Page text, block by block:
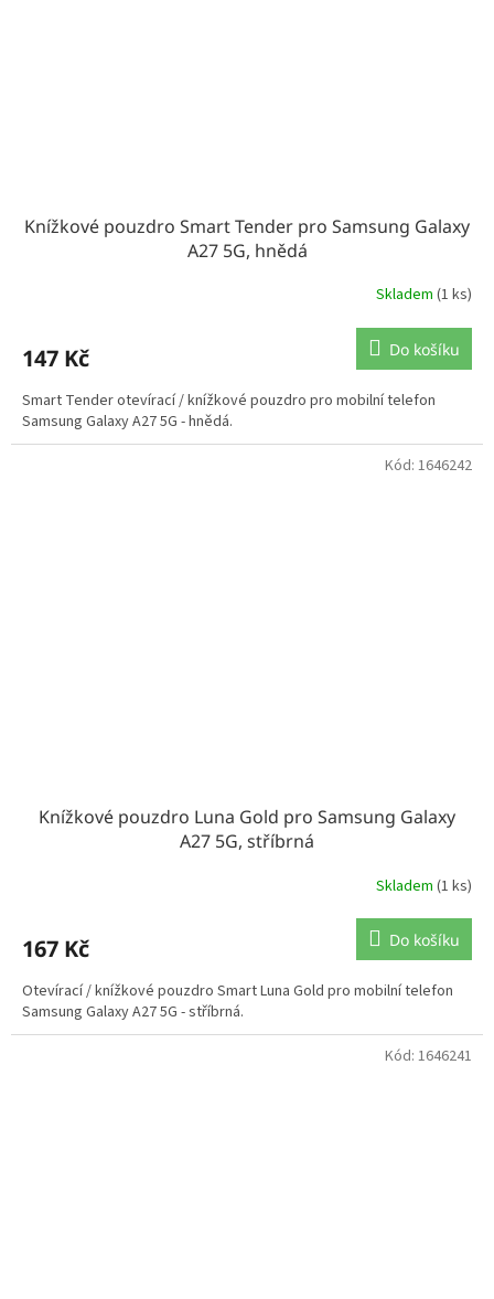
Knížkové pouzdro Smart Tender pro Samsung Galaxy
A27 5G, hnědá
Skladem (1 ks)
147 Kč Do košíku
Smart Tender otevírací / knížkové pouzdro pro mobilní telefon
Samsung Galaxy A27 5G - hnědá.
Knížkové pouzdro Luna Gold pro Samsung Galaxy
A27 5G, stříbrná
Skladem (1 ks)
167 Kč Do košíku
Otevírací / knížkové pouzdro Smart Luna Gold pro mobilní telefon
Samsung Galaxy A27 5G - stříbrná.
Kód: 1646242
Kód: 1646241